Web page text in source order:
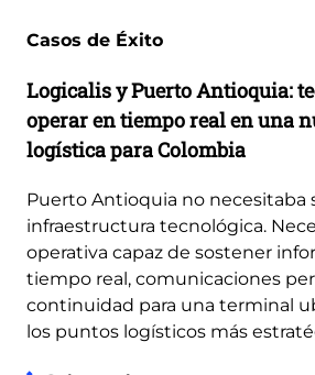
Casos de Éxito
Logicalis y Puerto Antioquia:
operar en tiempo real en una
logística para Colombia
Puerto Antioquia no necesitaba
infraestructura tecnológica.
operativa capaz de sostener
tiempo real, comunicaciones
continuidad para una terminal
los puntos logísticos más